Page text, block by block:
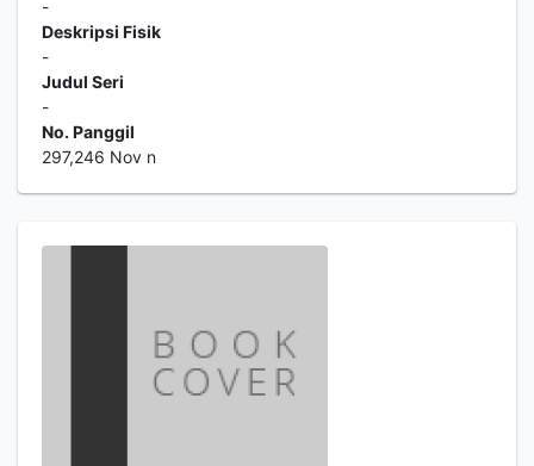
-
Deskripsi Fisik
-
Judul Seri
-
No. Panggil
297,246 Nov n